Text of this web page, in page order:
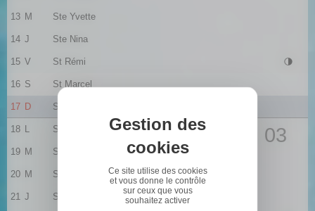
13 M Ste Yvette
14 J Ste Nina
15 V St Rémi
16 S St Marcel
17 D Ste Roseline
18 L Ste Prisca 03
19 M St Marius
20 M St Sébastien
21 J Ste Agnès
Gestion des
cookies
Ce site utilise des cookies
et vous donne le contrôle
sur ceux que vous
souhaitez activer